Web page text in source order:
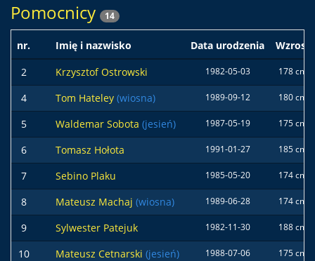
Pomocnicy 14
nr. Imię i nazwisko Data urodzenia
Wzrost
2
Krzysztof Ostrowski 1982-05-03 178 cm
4 Tom Hateley (wiosna) 1989-09-12 180 cm
5 Waldemar Sobota (jesień) 1987-05-19 175 cm
6 Tomasz Hołota 1991-01-27 185 cm
7 Sebino Plaku 1985-05-20 174 cm
8 Mateusz Machaj (wiosna) 1989-06-28 174 cm
9 Sylwester Patejuk 1982-11-30 188 cm
10 Mateusz Cetnarski (jesień) 1988-07-06 175 cm